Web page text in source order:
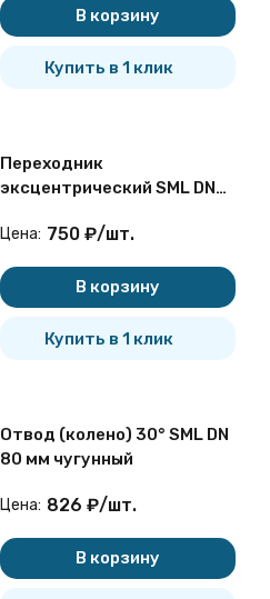
В корзину
Купить в 1 клик
Переходник
эксцентрический SML DN
Цена: 750 ₽/шт.
В корзину
Купить в 1 клик
Отвод (колено) 30° SML DN
80 мм чугунный
Цена: 826 ₽/шт.
В корзину